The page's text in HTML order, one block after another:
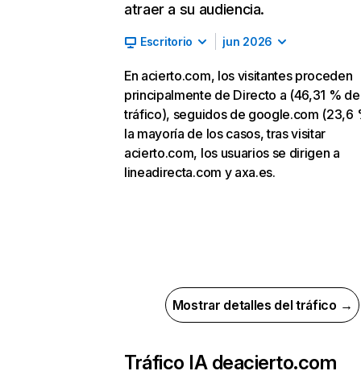
atraer a su audiencia.
Escritorio jun 2026
En acierto.com, los visitantes proceden
principalmente de Directo a (46,31 % de
tráfico), seguidos de google.com (23,6
la mayoría de los casos, tras visitar
acierto.com, los usuarios se dirigen a
lineadirecta.com y axa.es.
Mostrar detalles del tráfico →
Tráfico IA deacierto.com